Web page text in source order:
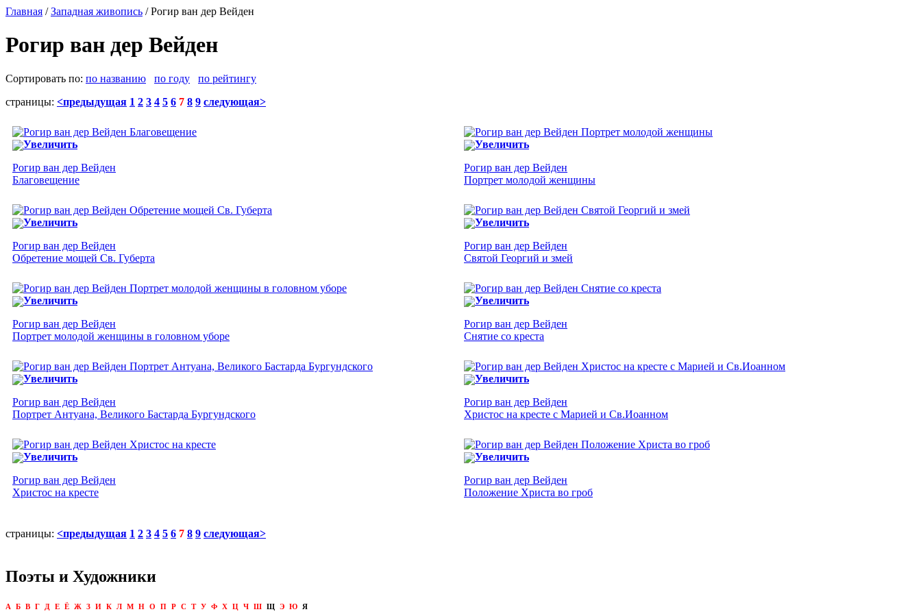
Главная /Западная живопись / Рогир ван дер Вейден
Рогир ван дер Вейден
Сортировать по: по названию по году
по рейтингу
страницы: <предыдущая 1 2 3 4 5 6 7 8 9 следующая>
Увеличить
Рогир ван дер Вейден
Благовещение
Увеличить
Рогир ван дер Вейден
Портрет молодой женщины
Увеличить
Рогир ван дер Вейден
Обретение мощей Св. Губерта
Увеличить
Рогир ван дер Вейден
Святой Георгий и змей
Увеличить
Рогир ван дер Вейден
Портрет молодой женщины в головном уборе
Увеличить
Рогир ван дер Вейден
Снятие со креста
Увеличить
Рогир ван дер Вейден
Портрет Антуана, Великого Бастарда Бургундского
Увеличить
Рогир ван дер Вейден
Христос на кресте с Марией и Св.Иоанном
Увеличить
Рогир ван дер Вейден
Христос на кресте
Увеличить
Рогир ван дер Вейден
Положение Христа во гроб
страницы: <предыдущая 1 2 3 4 5 6 7 8 9 следующая>
Поэты и Художники
А Б В Г Д Е Ё Ж З И К Л М Н О П Р С Т У Ф Х Ц Ч Ш Щ Э Ю Я